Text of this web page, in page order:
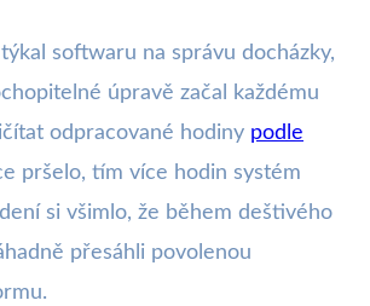
softwaru na správu docházky,
úpravě začal každému
odpracované hodiny podle
pršelo, tím více hodin systém
si všimlo, že během deštivého
přesáhli povolenou